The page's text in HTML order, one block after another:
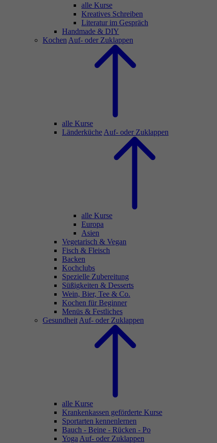
alle Kurse
Kreatives Schreiben
Literatur im Gespräch
Handmade & DIY
Kochen Auf- oder Zuklappen
alle Kurse
Länderküche Auf- oder Zuklappen
alle Kurse
Europa
Asien
Vegetarisch & Vegan
Fisch & Fleisch
Backen
Kochclubs
Spezielle Zubereitung
Süßigkeiten & Desserts
Wein, Bier, Tee & Co.
Kochen für Beginner
Menüs & Festliches
Gesundheit Auf- oder Zuklappen
alle Kurse
Krankenkassen geförderte Kurse
Sportarten kennenlernen
Bauch - Beine - Rücken - Po
Yoga Auf- oder Zuklappen